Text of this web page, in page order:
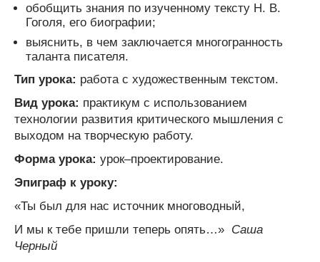
обобщить знания по изученному тексту Н. В.
Гоголя, его биографии;
выяснить, в чем заключается многогранность
таланта писателя.
Тип урока: работа с художественным текстом.
Вид урока: практикум с использованием
технологии развития критического мышления с
выходом на творческую работу.
Форма урока: урок–проектирование.
Эпиграф к уроку:
«Ты был для нас источник многоводный,
И мы к тебе пришли теперь опять…» Саша
Черный